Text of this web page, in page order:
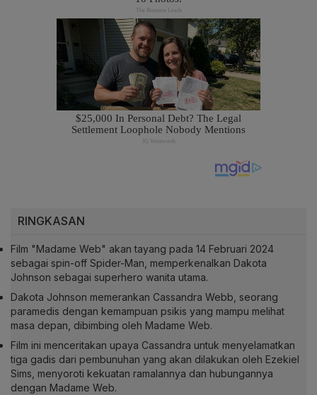
RINGKASAN
Film "Madame Web" akan tayang pada 14 Februari 2024
sebagai spin-off Spider-Man, memperkenalkan Dakota
Johnson sebagai superhero wanita utama.
Dakota Johnson memerankan Cassandra Webb, seorang
paramedis dengan kemampuan psikis yang mampu melihat
masa depan, dibimbing oleh Madame Web.
Film ini menceritakan upaya Cassandra untuk menyelamatkan
tiga gadis dari pembunuhan yang akan dilakukan oleh Ezekiel
Sims, menyoroti kekuatan ramalannya dan hubungannya
dengan Madame Web.